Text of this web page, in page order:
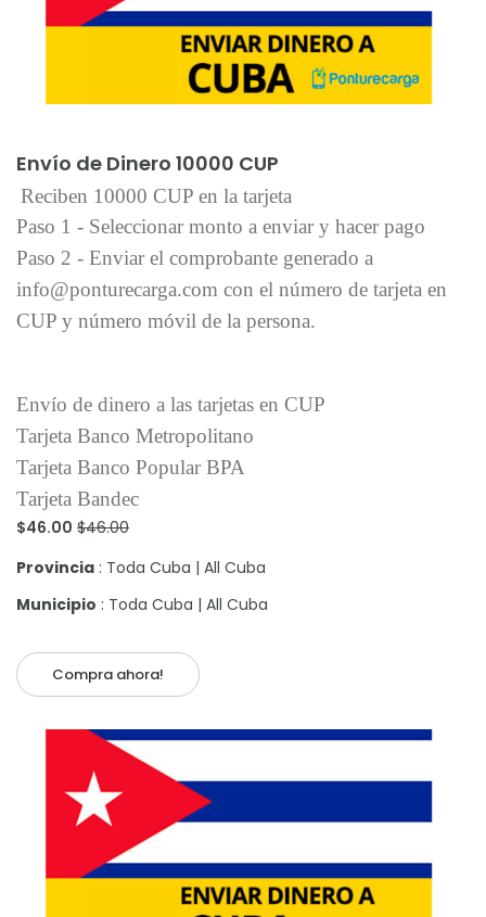
Envío de Dinero 10000 CUP
Reciben 10000 CUP en la tarjeta
Paso 1 - Seleccionar monto a enviar y hacer pago
Paso 2 - Enviar el comprobante generado a
info@ponturecarga.com con el número de tarjeta en
CUP y número móvil de la persona.
Envío de dinero a las tarjetas en CUP
Tarjeta Banco Metropolitano
Tarjeta Banco Popular BPA
Tarjeta Bandec
$46.00 $46.00
Provincia : Toda Cuba | All Cuba
Municipio : Toda Cuba | All Cuba
Compra ahora!